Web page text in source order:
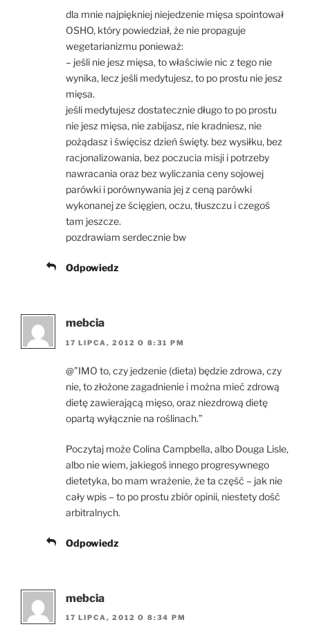
dla mnie najpiękniej niejedzenie mięsa spointował
OSHO, który powiedział, że nie propaguje
wegetarianizmu ponieważ:
– jeśli nie jesz mięsa, to właściwie nic z tego nie
wynika, lecz jeśli medytujesz, to po prostu nie jesz
mięsa.
jeśli medytujesz dostatecznie długo to po prostu
nie jesz mięsa, nie zabijasz, nie kradniesz, nie
pożądasz i święcisz dzień święty. bez wysiłku, bez
racjonalizowania, bez poczucia misji i potrzeby
nawracania oraz bez wyliczania ceny sojowej
parówki i porównywania jej z ceną parówki
wykonanej ze ścięgien, oczu, tłuszczu i czegoś
tam jeszcze.
pozdrawiam serdecznie bw
Odpowiedz
mebcia
17 LIPCA, 2012 O 8:31 PM
@”IMO to, czy jedzenie (dieta) będzie zdrowa, czy
nie, to złożone zagadnienie i można mieć zdrową
dietę zawierającą mięso, oraz niezdrową dietę
opartą wyłącznie na roślinach.”
Poczytaj może Colina Campbella, albo Douga Lisle,
albo nie wiem, jakiegoś innego progresywnego
dietetyka, bo mam wrażenie, że ta część – jak nie
cały wpis – to po prostu zbiór opinii, niestety dość
arbitralnych.
Odpowiedz
mebcia
17 LIPCA, 2012 O 8:34 PM